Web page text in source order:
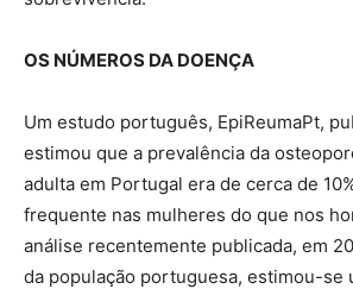
OS NÚMEROS DA DOENÇA
Um estudo português, EpiReumaPt,
estimou que a prevalência da
adulta em Portugal era de cerca de
frequente nas mulheres do que nos
análise recentemente publicada, em
da população portuguesa, estimou-se